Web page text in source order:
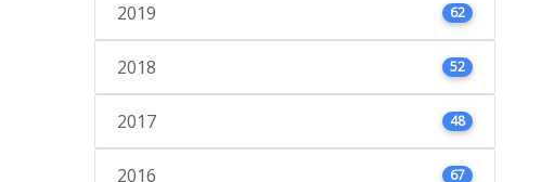
2019 62
2018 52
2017 48
2016 67